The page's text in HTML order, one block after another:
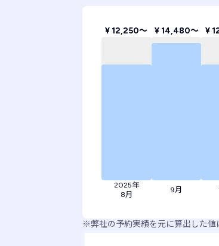
2025年
8月
¥ 12,250〜
9月
¥ 14,480〜 ¥
※弊社の予約実績を元に算出した値